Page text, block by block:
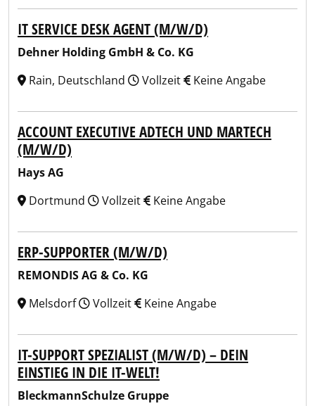
IT SERVICE DESK AGENT (M/W/D)
Dehner Holding GmbH & Co. KG
Rain, Deutschland
Vollzeit Keine Angabe
ACCOUNT EXECUTIVE ADTECH UND MARTECH
(M/W/D)
Hays AG
Dortmund
Vollzeit Keine Angabe
ERP-SUPPORTER (M/W/D)
REMONDIS AG & Co. KG
Melsdorf
Vollzeit Keine Angabe
IT-SUPPORT SPEZIALIST (M/W/D) – DEIN
EINSTIEG IN DIE IT-WELT!
BleckmannSchulze Gruppe